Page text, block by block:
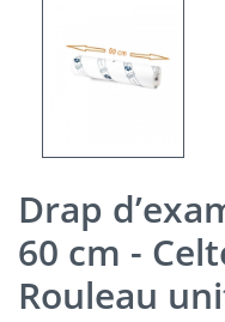
Drap
60 cm -
Rouleau